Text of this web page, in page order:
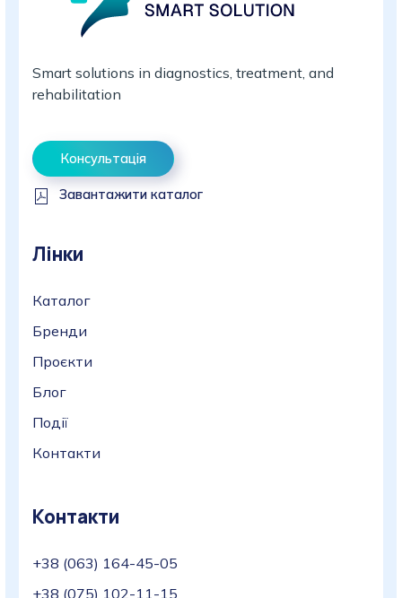
Smart solutions in diagnostics, treatment, and
rehabilitation
Консультація
Завантажити каталог
Лінки
Каталог
Бренди
Проєкти
Блог
Події
Контакти
Контакти
+38 (063) 164-45-05
+38 (075) 102-11-15